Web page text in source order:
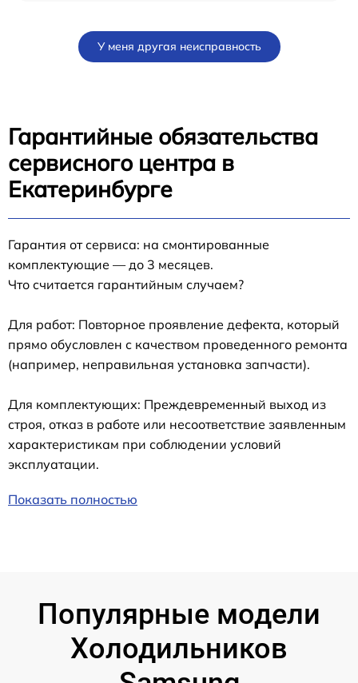
У меня другая неисправность
Гарантийные обязательства
сервисного центра в
Екатеринбурге
Гарантия от сервиса: на смонтированные
комплектующие — до 3 месяцев.
Что считается гарантийным случаем?
Для работ: Повторное проявление дефекта, который
прямо обусловлен с качеством проведенного ремонта
(например, неправильная установка запчасти).
Для комплектующих: Преждевременный выход из
строя, отказ в работе или несоответствие заявленным
характеристикам при соблюдении условий
эксплуатации.
Показать полностью
Популярные модели
Холодильников